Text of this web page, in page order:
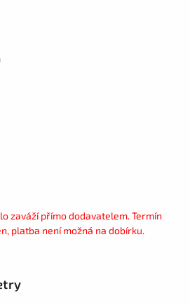
zaváží přímo dodavatelem. Termín
platba není možná na dobírku.